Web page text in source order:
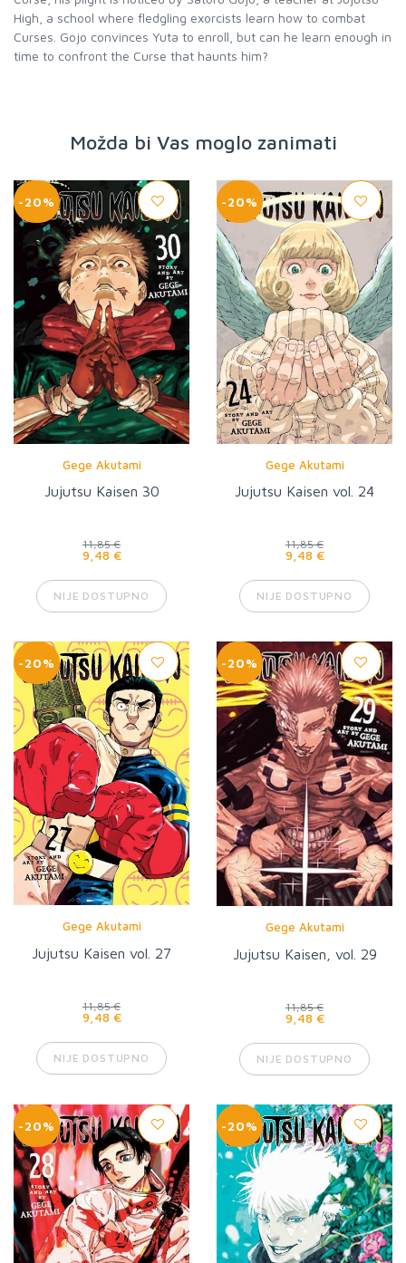
High, a school where fledgling exorcists learn how to combat
Curses. Gojo convinces Yuta to enroll, but can he learn enough in
time to confront the Curse that haunts him?
Možda bi Vas moglo zanimati
-20%
Gege Akutami
Jujutsu Kaisen 30
11,85 €
9,48 €
NIJE DOSTUPNO
-20%
Gege Akutami
Jujutsu Kaisen vol. 24
11,85 €
9,48 €
NIJE DOSTUPNO
-20%
Gege Akutami
Jujutsu Kaisen vol. 27
11,85 €
9,48 €
NIJE DOSTUPNO
-20%
Gege Akutami
Jujutsu Kaisen, vol. 29
11,85 €
9,48 €
NIJE DOSTUPNO
-20% -20%